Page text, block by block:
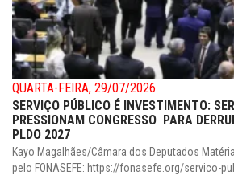
QUARTA-FEIRA, 29/07/2026
SERVIÇO PÚBLICO É INVESTIMENTO:
PRESSIONAM CONGRESSO PARA
PLDO 2027
Kayo Magalhães/Câmara dos Deputados
pelo FONASEFE: https://fonasefe.org/servico-